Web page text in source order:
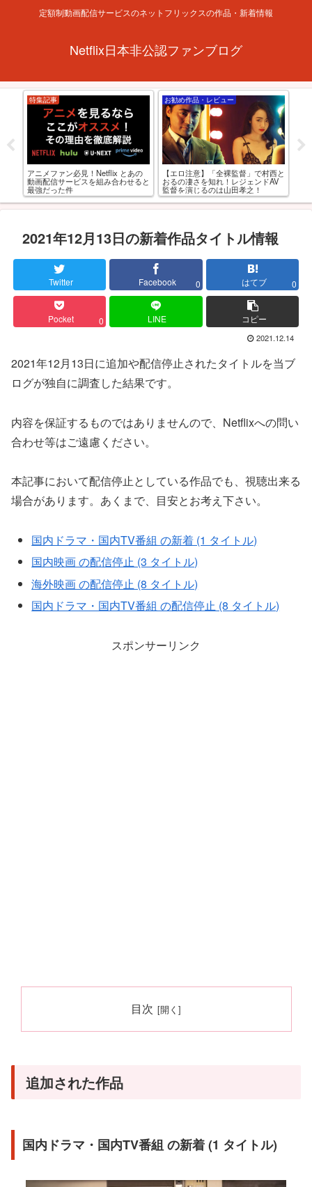
定額制動画配信サービスのネットフリックスの作品・新着情報
Netflix日本非公認ファンブログ
Netflixの最新情報
【裏技成功】日本で未配信のジブリ
アニメ作品をNetflixで見れたよ！
お勧め作品・レビュー
アダルト並みにヌケる!? Netflixおす
すめ大人向け指定映画･ドラマ20選
2021年12月13日の新着作品タイトル情報
Twitter Facebook 0 はてブ 0
Pocket 0 LINE コピー
2021.12.14
2021年12月13日に追加や配信停止されたタイトルを当ブ
ログが独自に調査した結果です。
内容を保証するものではありませんので、Netflixへの問い
合わせ等はご遠慮ください。
本記事において配信停止としている作品でも、視聴出来る
場合があります。あくまで、目安とお考え下さい。
国内ドラマ・国内TV番組 の新着 (1 タイトル)
国内映画 の配信停止 (3 タイトル)
海外映画 の配信停止 (8 タイトル)
国内ドラマ・国内TV番組 の配信停止 (8 タイトル)
スポンサーリンク
目次
追加された作品
国内ドラマ・国内TV番組 の新着 (1 タイトル)